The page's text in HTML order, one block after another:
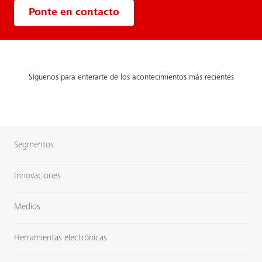
Ponte en contacto
Síguenos para enterarte de los acontecimientos más recientes
Segmentos
Innovaciones
Medios
Herramientas electrónicas